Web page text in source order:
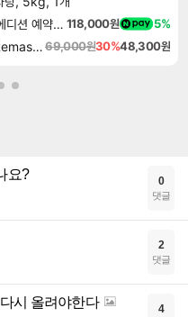
마블 투혼 파이팅 소울즈 얼티밋 에디션 예약구매 MARVEL Tokon Fighting Souls Ultimate Edition Pre-Purchase 118,000원 5%
루나 리마스터드 컬렉션 Lunar Remastered Collection69,000원30%48,300원
요? 0
댓글
2
댓글
시 올려야한다 4